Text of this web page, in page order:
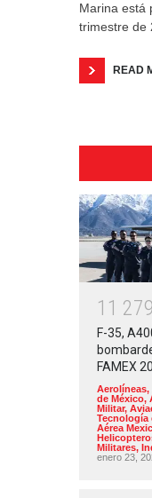
Marina está
trimestre de
READ
1 1 279
F-35,
FAMEX
Aerolíneas,
de México,
Militar,
Tecnología
Aérea
Militares,
enero 23,